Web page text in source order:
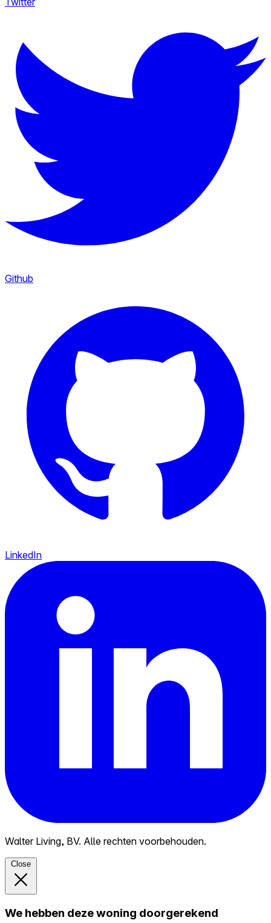
Github
LinkedIn
Walter Living, BV. Alle rechten voorbehouden.
Close
We hebben deze woning doorgerekend